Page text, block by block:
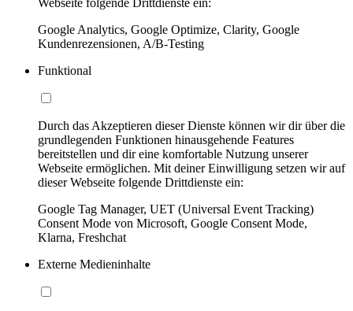
Google Analytics, Google Optimize, Clarity, Google
Kundenrezensionen, A/B-Testing
Funktional
Durch das Akzeptieren dieser Dienste können wir dir über die
grundlegenden Funktionen hinausgehende Features
bereitstellen und dir eine komfortable Nutzung unserer
Webseite ermöglichen. Mit deiner Einwilligung setzen wir auf
dieser Webseite folgende Drittdienste ein:
Google Tag Manager, UET (Universal Event Tracking)
Consent Mode von Microsoft, Google Consent Mode,
Klarna, Freshchat
Externe Medieninhalte